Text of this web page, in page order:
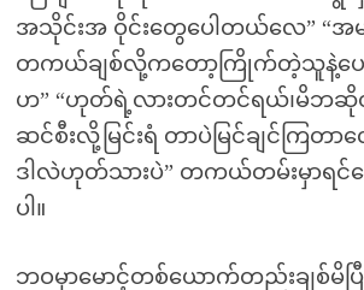
အသိုင်းအ ဝိုင်းတွေပေါတယ်လေ” “အ
တကယ်ချစ်လို့ကတော့ကြိုက်တဲ့သူနဲ့ပေးစ
ဟ” “ဟုတ်ရဲ့လားတင်တင်ရယ်၊မိဘဆို
ဆင်စီးလို့မြင်းရံ တာပဲမြင်ချင်ကြတာ
ဒါလဲဟုတ်သားပဲ” တကယ်တမ်းမှာရင်
ပါ။
ဘဝမှာမောင့်တစ်ယောက်တည်းချစ်မိပ